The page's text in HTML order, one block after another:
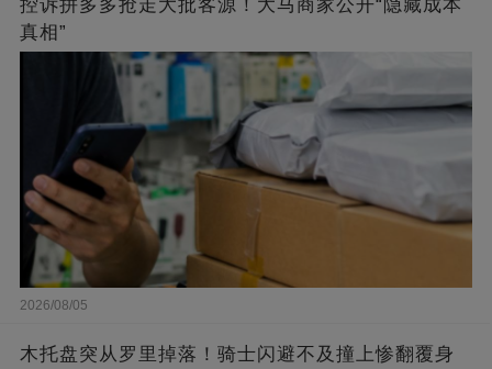
控诉拼多多抢走大批客源！大马商家公开“隐藏成本
真相”
2026/08/05
木托盘突从罗里掉落！骑士闪避不及撞上惨翻覆身